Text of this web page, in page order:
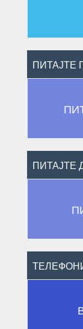
ПИТАЈТЕ
ПИТАЈТЕ